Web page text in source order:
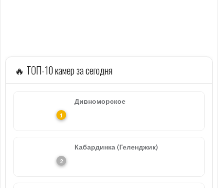
🔥 ТОП-10 камер за сегодня
Дивноморское
Кабардинка (Геленджик)